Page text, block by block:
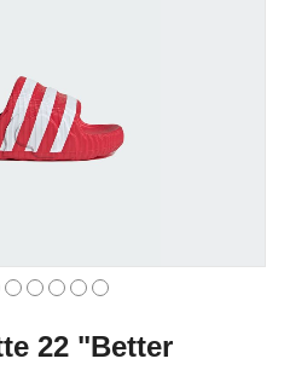
22 "Better